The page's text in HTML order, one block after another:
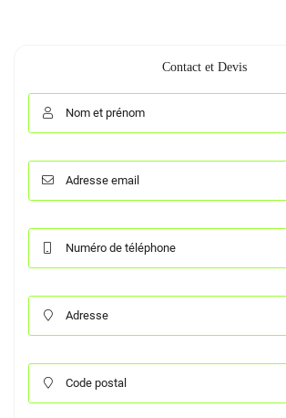
Contact et Devis
 Nom et prénom
 Adresse email
Numéro de téléphone
 Adresse
 Code postal